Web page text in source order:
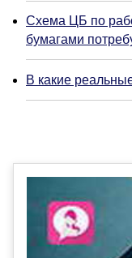
Схема ЦБ по
бумагами
В какие